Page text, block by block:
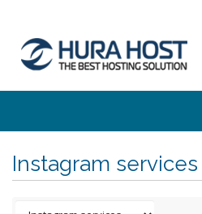
Instagram services